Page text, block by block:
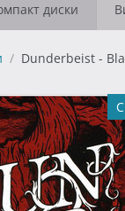
диски
/ Dunderbeist -